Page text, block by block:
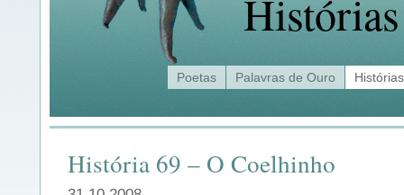
Histórias
Poetas Palavras de Ouro Histórias
História 69 – O Coelhinho